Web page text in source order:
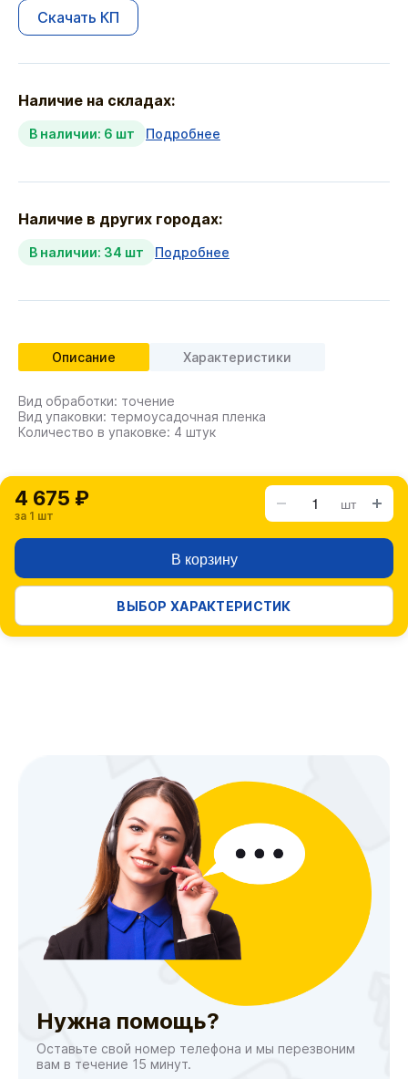
Скачать КП
Наличие на складах:
В наличии: 6 шт Подробнее
Наличие в других городах:
В наличии: 34 шт Подробнее
Описание Характеристики
Вид обработки: точение
Вид упаковки: термоусадочная пленка
Количество в упаковке: 4 штук
4 675 ₽
за 1 шт
шт
В корзину
ВЫБОР ХАРАКТЕРИСТИК
Нужна помощь?
Оставьте свой номер телефона и мы перезвоним
вам в течение 15 минут.